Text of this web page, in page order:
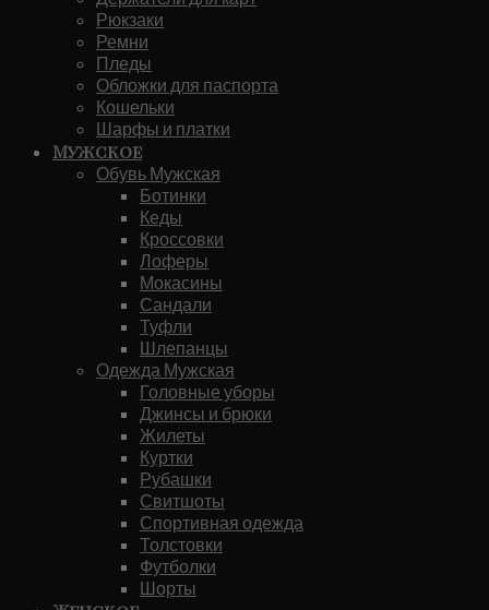
Рюкзаки
Ремни
Пледы
Обложки для паспорта
Кошельки
Шарфы и платки
Мужское
Обувь Мужская
Ботинки
Кеды
Кроссовки
Лоферы
Мокасины
Сандали
Туфли
Шлепанцы
Одежда Мужская
Головные уборы
Джинсы и брюки
Жилеты
Куртки
Рубашки
Свитшоты
Спортивная одежда
Толстовки
Футболки
Шорты